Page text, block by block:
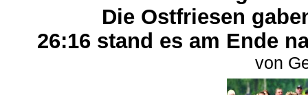
Die Ostfriesen
26:16 stand es am Ende
von